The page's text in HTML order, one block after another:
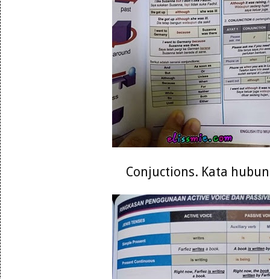
Conjuctions. Kata